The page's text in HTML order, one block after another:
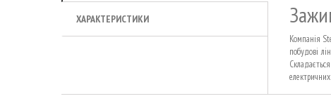
ХАРАКТЕРИСТИКИ
Компанія
побудові